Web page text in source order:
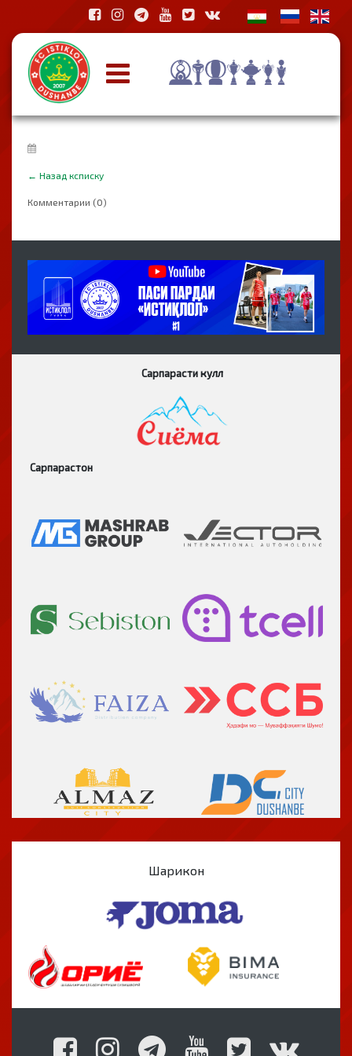
← Назад ксписку
Комментарии (0)
Сарпарасти кулл
Сарпарастон
Шарикон